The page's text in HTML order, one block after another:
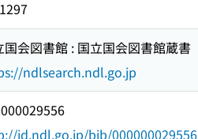
国会図書館 : 国立国会図書館蔵書
ndlsearch.ndl.go.jp
id.ndl.go.jp/bib/000000029556